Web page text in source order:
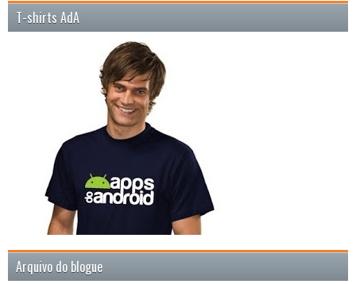
T-shirts AdA
Arquivo do blogue